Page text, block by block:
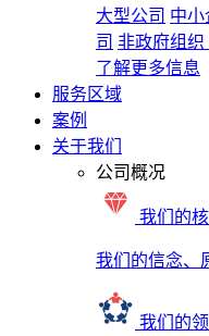
大型公司 中小
司 非政府组织
了解更多信息
服务区域
案例
关于我们
公司概况
我们的
我们的信念、
我们的